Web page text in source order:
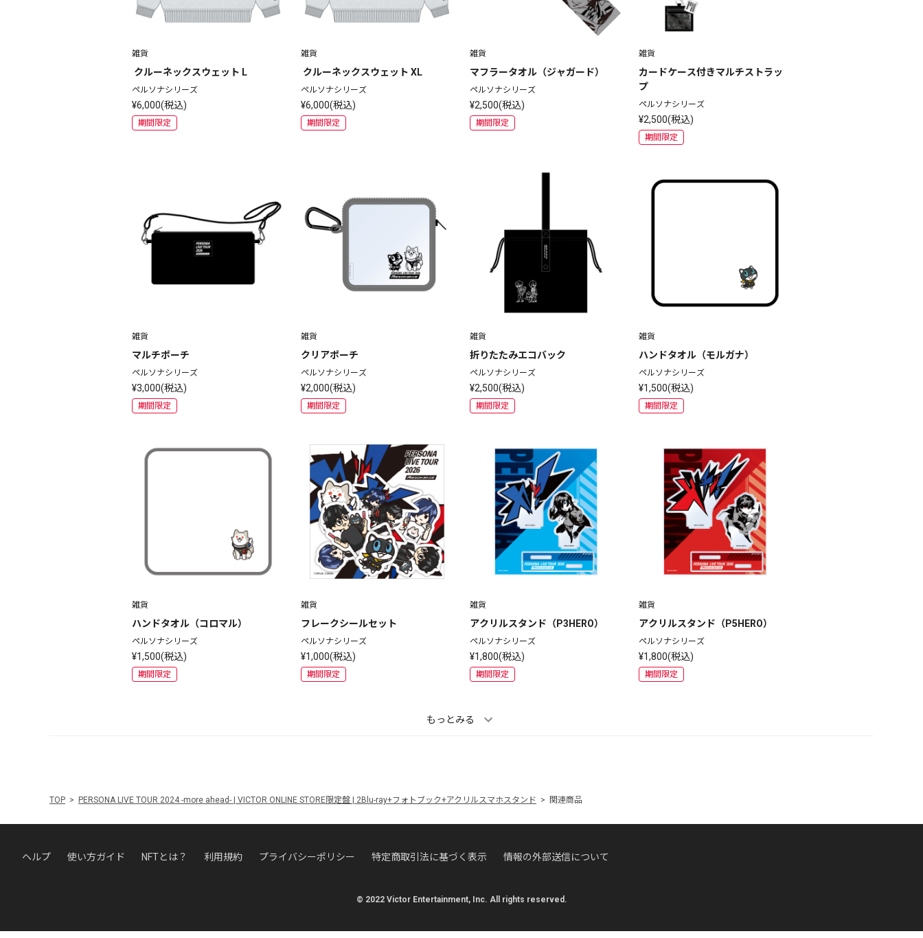
雑貨
クルーネックスウェット L
ペルソナシリーズ
¥6,000(税込)
期間限定
雑貨
クルーネックスウェット XL
ペルソナシリーズ
¥6,000(税込)
期間限定
雑貨
マフラータオル（ジャガード）
ペルソナシリーズ
¥2,500(税込)
期間限定
雑貨
カードケース付きマルチストラッ
プ
ペルソナシリーズ
¥2,500(税込)
期間限定
雑貨
マルチポーチ
ペルソナシリーズ
¥3,000(税込)
期間限定
雑貨
クリアポーチ
ペルソナシリーズ
¥2,000(税込)
期間限定
雑貨
折りたたみエコバック
ペルソナシリーズ
¥2,500(税込)
期間限定
雑貨
ハンドタオル（モルガナ）
ペルソナシリーズ
¥1,500(税込)
期間限定
雑貨
ハンドタオル（コロマル）
ペルソナシリーズ
¥1,500(税込)
期間限定
雑貨
フレークシールセット
ペルソナシリーズ
¥1,000(税込)
期間限定
雑貨
アクリルスタンド（P3HERO）
ペルソナシリーズ
¥1,800(税込)
期間限定
雑貨
アクリルスタンド（P5HERO）
ペルソナシリーズ
¥1,800(税込)
期間限定
もっとみる
TOP PERSONA LIVE TOUR 2024 -more ahead- | VICTOR ONLINE STORE限定盤 | 2Blu-ray+フォトブック+アクリルスマホスタンド 関連商品
ヘルプ 使い方ガイド NFTとは？ 利用規約 プライバシーポリシー 特定商取引法に基づく表示 情報の外部送信について
© 2022 Victor Entertainment, Inc. All rights reserved.